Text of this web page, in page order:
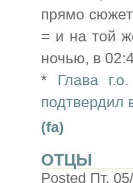
прямо
= и на той
ночью, в
* Глава
подтвердил
(fa)
ОТЦЫ
Posted Пт,